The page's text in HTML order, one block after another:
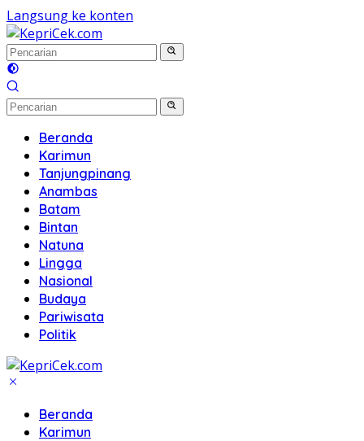
Langsung ke konten
Beranda
Karimun
Tanjungpinang
Anambas
Batam
Bintan
Natuna
Lingga
Nasional
Budaya
Pariwisata
Politik
Beranda
Karimun